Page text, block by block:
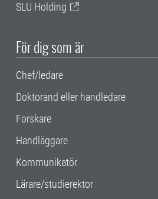
SLU Holding
För dig som är
Chef/ledare
Doktorand eller handledare
Forskare
Handläggare
Kommunikatör
Lärare/studierektor